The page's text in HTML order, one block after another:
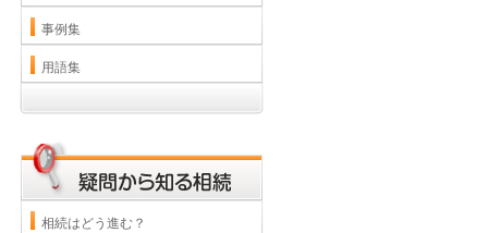
事例集
用語集
相続はどう進む？